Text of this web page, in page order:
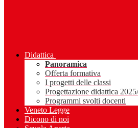
Didattica
Panoramica
Offerta formativa
I progetti delle classi
Progettazione didattica
Programmi svolti docenti
Veneto Legge
Dicono di noi